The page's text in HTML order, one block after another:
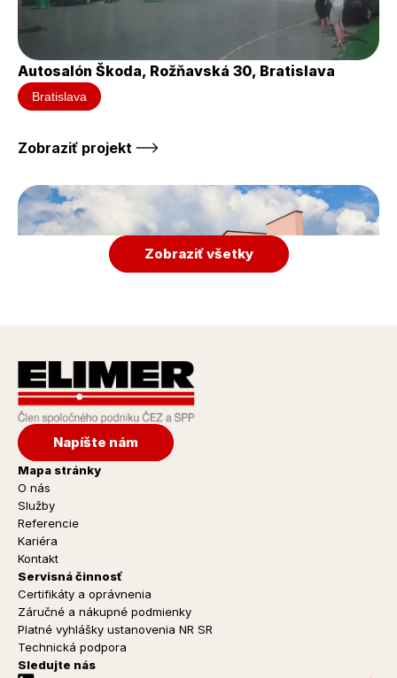
Autosalón Škoda, Rožňavská 30, Bratislava
Bratislava
Zobraziť projekt
Administratívna budova a sklad
Dubnica nad Váhom
Zobraziť projekt
Zobraziť všetky
Napíšte nám
Mapa stránky
O nás
Služby
Referencie
Kariéra
Kontakt
Servisná činnosť
Certifikáty a oprávnenia
Záručné a nákupné podmienky
Platné vyhlášky ustanovenia NR SR
Technická podpora
Sledujte nás